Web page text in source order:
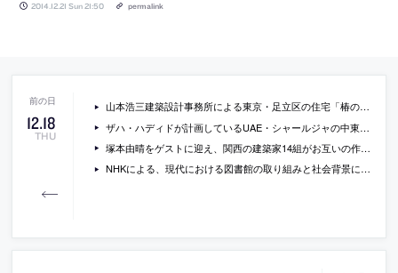
2014.12.21 Sun 21:50 permalink
12.18
THU
山本浩三建築設計事務所による東京・足立区の住宅「椿の家」
ザハ・ハディドが計画しているUAE・シャールジャの中東環境会社「Bee’ah」の本社施設の画像
塚本由晴をゲストに迎え、関西の建築家14組がお互いの作品を批評しあうイベント「OPEN atD 2015」が開催[2014/1/13]
NHKによる、現代における図書館の取り組みと社会背景についてレポートしているニュース記事